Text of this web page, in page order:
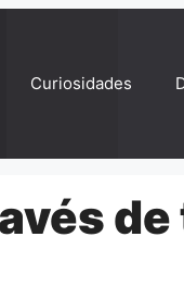
Curiosidades